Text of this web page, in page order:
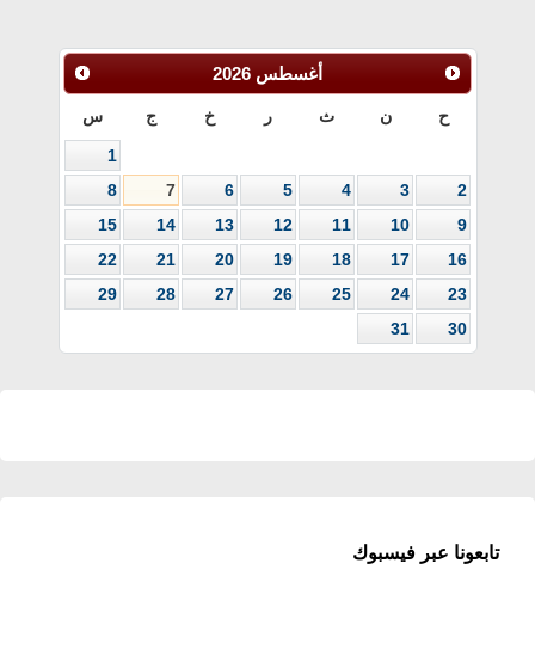
أغسطس 2026
ح ن ث ر خ ج س
1
2
3
4
5
6
7
8
9
10
11
12
13
14
15
16
17
18
19
20
21
22
23
24
25
26
27
28
29
30
31
تابعونا عبر فيسبوك